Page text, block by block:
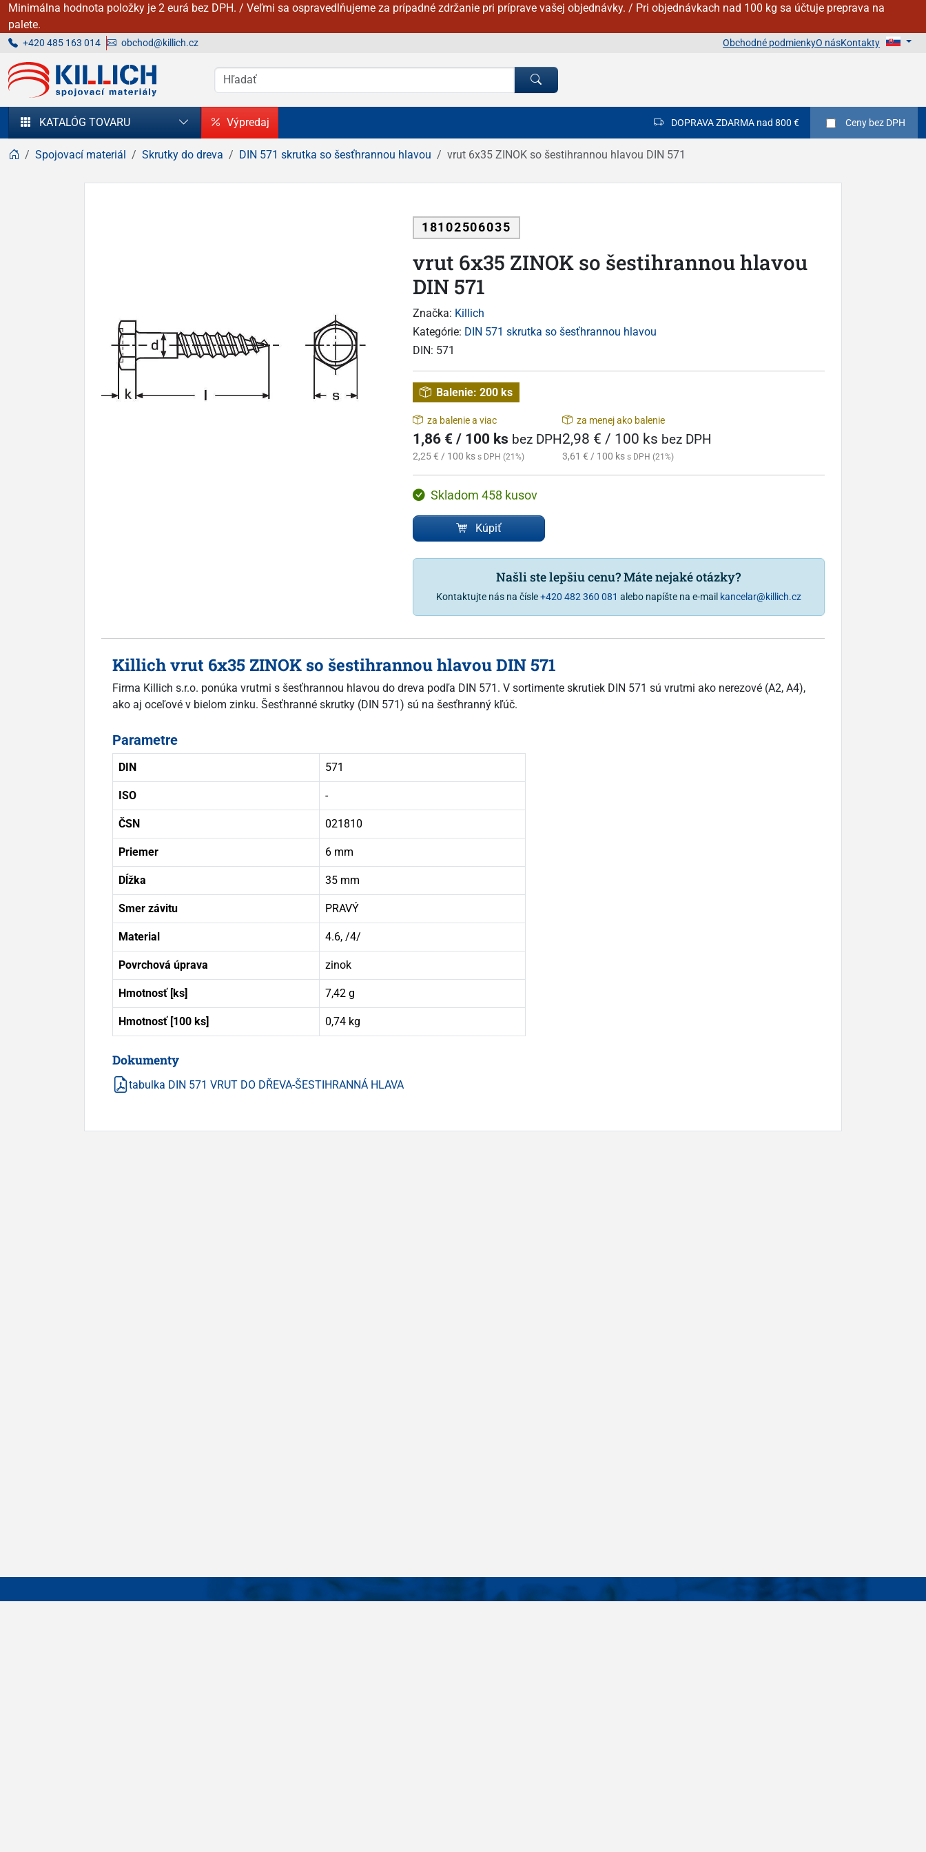
Minimálna hodnota položky je 2 eurá bez DPH. / Veľmi sa ospravedlňujeme za prípadné zdržanie pri príprave vašej objednávky. / Pri objednávkach nad 100 kg sa účtuje preprava na
palete.
+420 485 163 014 obchod@killich.cz Obchodné podmienkyO násKontakty
KILLICH - Spojovacie materiály
KATALÓG TOVARU Výpredaj DOPRAVA ZDARMA nad 800 € Ceny bez DPH
Spojovací materiál Skrutky do dreva DIN 571 skrutka so šesťhrannou hlavou vrut 6x35 ZINOK so šestihrannou hlavou DIN 571
18102506035
vrut 6x35 ZINOK so šestihrannou hlavou
DIN 571
Značka: Killich
Kategórie: DIN 571 skrutka so šesťhrannou hlavou
DIN: 571
Balenie: 200 ks
za balenie a viac
1,86 € / 100 ks bez DPH
2,25 € / 100 ks s DPH (21%)
za menej ako balenie
2,98 € / 100 ks bez DPH
3,61 € / 100 ks s DPH (21%)
Skladom 458 kusov
Kúpiť
Našli ste lepšiu cenu? Máte nejaké otázky?
Kontaktujte nás na čísle+420 482 360 081 alebo napíšte na e-mail kancelar@killich.cz
Killich vrut 6x35 ZINOK so šestihrannou hlavou DIN 571
Firma Killich s.r.o. ponúka vrutmi s šesťhrannou hlavou do dreva podľa DIN 571. V sortimente skrutiek DIN 571 sú vrutmi ako nerezové (A2, A4),
ako aj oceľové v bielom zinku. Šesťhranné skrutky (DIN 571) sú na šesťhranný kľúč.
Parametre
DIN 571
ISO -
ČSN 021810
Priemer 6 mm
Dĺžka 35 mm
Smer závitu PRAVÝ
Material 4.6, /4/
Povrchová úprava zinok
Hmotnosť [ks] 7,42 g
Hmotnosť [100 ks] 0,74 kg
Dokumenty
tabulka DIN 571 VRUT DO DŘEVA-ŠESTIHRANNÁ HLAVA